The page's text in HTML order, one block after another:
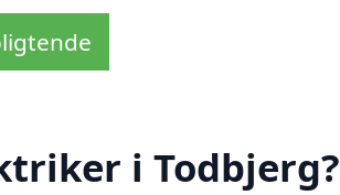
i Todbjerg?